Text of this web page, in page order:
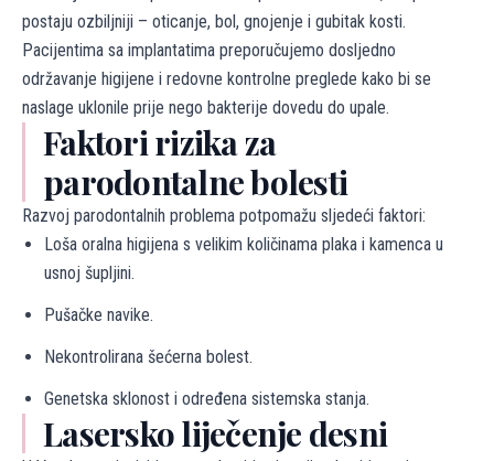
postaju ozbiljniji – oticanje, bol, gnojenje i gubitak kosti.
Pacijentima sa implantatima preporučujemo dosljedno
održavanje higijene i redovne kontrolne preglede kako bi se
naslage uklonile prije nego bakterije dovedu do upale.
Faktori rizika za
parodontalne bolesti
Razvoj parodontalnih problema potpomažu sljedeći faktori:
Loša oralna higijena s velikim količinama plaka i kamenca u
usnoj šupljini.
Pušačke navike.
Nekontrolirana šećerna bolest.
Genetska sklonost i određena sistemska stanja.
Lasersko liječenje desni